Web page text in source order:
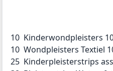
10 Kinderwondpleisters
10 Wondpleisters Textiel
25 Kinderpleisterstrips